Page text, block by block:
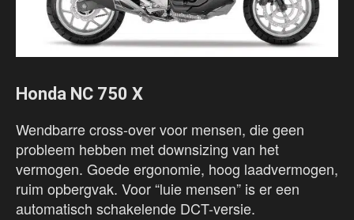
Honda NC 750 X
Wendbarre cross-over voor mensen, die geen
probleem hebben met downsizing van het
vermogen. Goede ergonomie, hoog laadvermogen,
ruim opbergvak. Voor “luie mensen” is er een
automatisch schakelende DCT-versie.